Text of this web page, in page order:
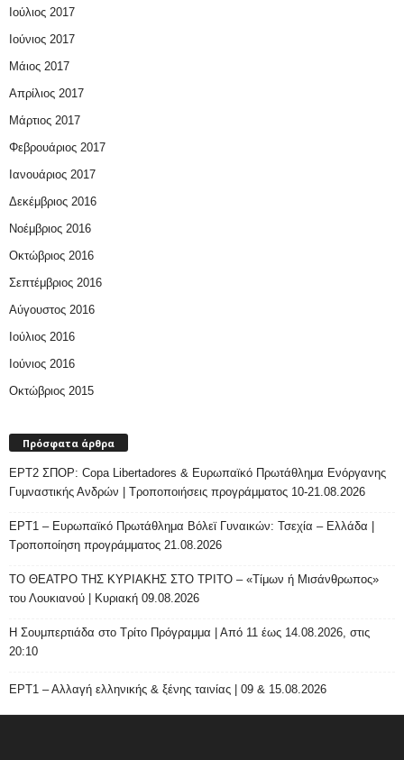
Ιούλιος 2017
Ιούνιος 2017
Μάιος 2017
Απρίλιος 2017
Μάρτιος 2017
Φεβρουάριος 2017
Ιανουάριος 2017
Δεκέμβριος 2016
Νοέμβριος 2016
Οκτώβριος 2016
Σεπτέμβριος 2016
Αύγουστος 2016
Ιούλιος 2016
Ιούνιος 2016
Οκτώβριος 2015
Πρόσφατα άρθρα
ΕΡΤ2 ΣΠΟΡ: Copa Libertadores & Ευρωπαϊκό Πρωτάθλημα Ενόργανης
Γυμναστικής Ανδρών | Τροποποιήσεις προγράμματος 10-21.08.2026
ΕΡΤ1 – Ευρωπαϊκό Πρωτάθλημα Βόλεϊ Γυναικών: Τσεχία – Ελλάδα |
Τροποποίηση προγράμματος 21.08.2026
ΤΟ ΘΕΑΤΡΟ ΤΗΣ ΚΥΡΙΑΚΗΣ ΣΤΟ ΤΡΙΤΟ – «Τίμων ή Μισάνθρωπος»
του Λουκιανού | Κυριακή 09.08.2026
H Σουμπερτιάδα στο Τρίτο Πρόγραμμα | Από 11 έως 14.08.2026, στις
20:10
ΕΡΤ1 – Αλλαγή ελληνικής & ξένης ταινίας | 09 & 15.08.2026